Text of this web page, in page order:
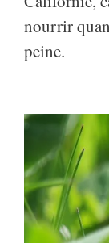
nourrir
peine.